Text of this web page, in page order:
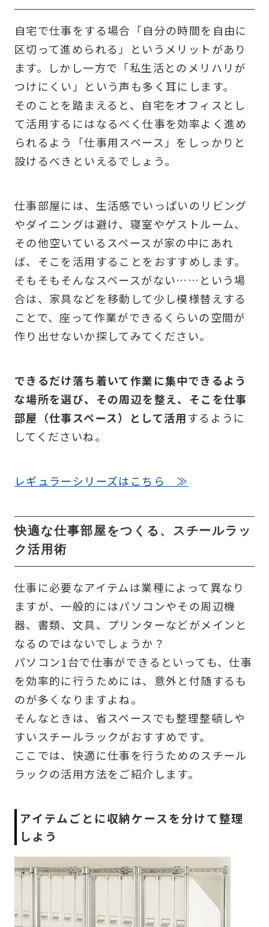
自宅で仕事をする場合「自分の時間を自由に
区切って進められる」というメリットがあり
ます。しかし一方で「私生活とのメリハリが
つけにくい」という声も多く耳にします。
そのことを踏まえると、自宅をオフィスとし
て活用するにはなるべく仕事を効率よく進め
られるよう「仕事用スペース」をしっかりと
設けるべきといえるでしょう。
仕事部屋には、生活感でいっぱいのリビング
やダイニングは避け、寝室やゲストルーム、
その他空いているスペースが家の中にあれ
ば、そこを活用することをおすすめします。
そもそもそんなスペースがない……という場
合は、家具などを移動して少し模様替えする
ことで、座って作業ができるくらいの空間が
作り出せないか探してみてください。
できるだけ落ち着いて作業に集中できるよう
な場所を選び、その周辺を整え、そこを仕事
部屋（仕事スペース）として活用するように
してくださいね。
レギュラーシリーズはこちら ≫
快適な仕事部屋をつくる、スチールラッ
ク活用術
仕事に必要なアイテムは業種によって異なり
ますが、一般的にはパソコンやその周辺機
器、書類、文具、プリンターなどがメインと
なるのではないでしょうか？
パソコン1台で仕事ができるといっても、仕事
を効率的に行うためには、意外と付随するも
のが多くなりますよね。
そんなときは、省スペースでも整理整頓しや
すいスチールラックがおすすめです。
ここでは、快適に仕事を行うためのスチール
ラックの活用方法をご紹介します。
アイテムごとに収納ケースを分けて整理
しよう